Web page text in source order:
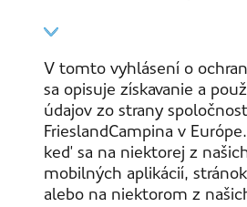
V tomto vyhlásení o
sa opisuje získavanie a
údajov zo strany
FrieslandCampina v
keď sa na niektorej z
mobilných aplikácií,
alebo na niektorom z